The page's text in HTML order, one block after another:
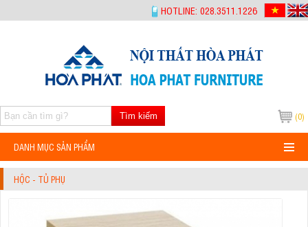
HOTLINE: 028.3511.1226
(0)
Tìm kiếm
DANH MỤC SẢN PHẨM
HỘC - TỦ PHỤ